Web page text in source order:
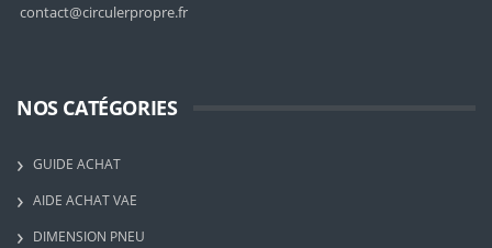
contact@circulerpropre.fr
NOS CATÉGORIES
GUIDE ACHAT
AIDE ACHAT VAE
DIMENSION PNEU